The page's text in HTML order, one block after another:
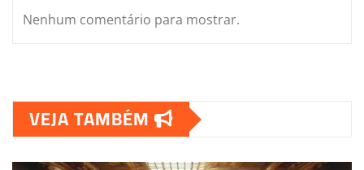
Nenhum comentário para mostrar.
VEJA TAMBÉM